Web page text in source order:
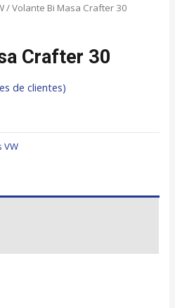
/ Volante Bi Masa Crafter 30
Crafter 30
de clientes)
VW